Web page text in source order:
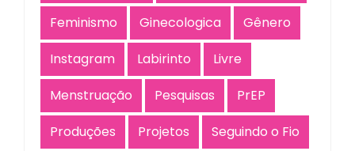
Feminismo
Ginecologica
Gênero
Instagram
Labirinto
Livre
Menstruação
Pesquisas
PrEP
Produções
Projetos Seguindo o Fio